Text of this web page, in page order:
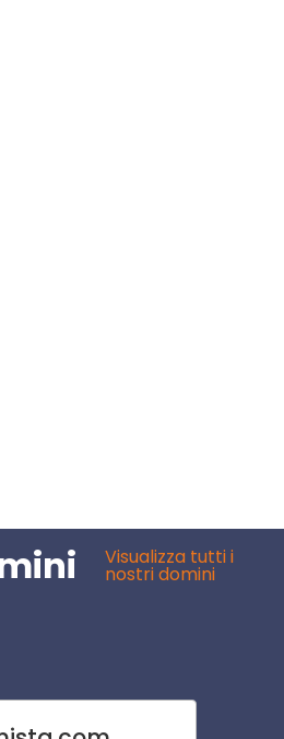
Visualizza tutti i
nostri domini